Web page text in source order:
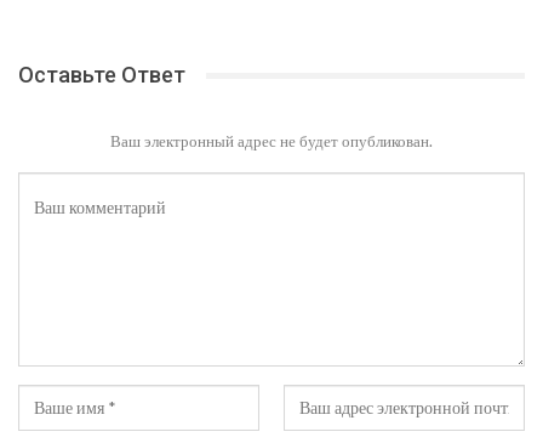
Оставьте Ответ
Ваш электронный адрес не будет опубликован.